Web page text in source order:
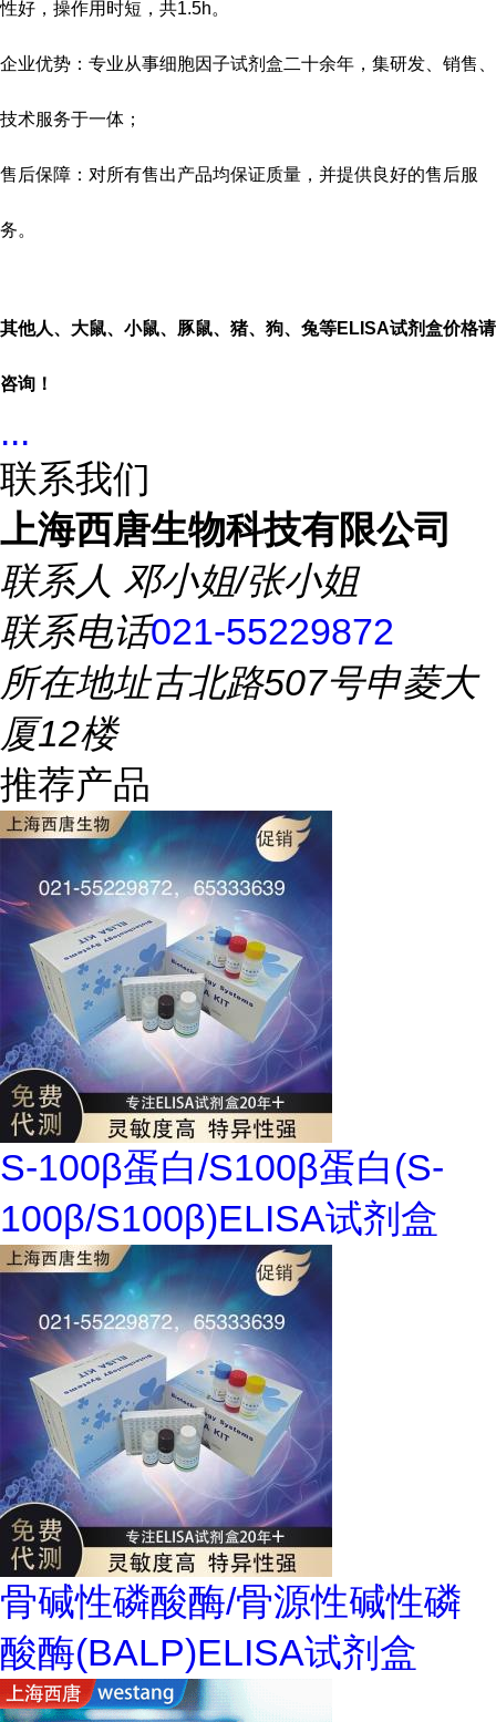
性好，操作用时短，共1.5h。
企业优势：专业从事细胞因子试剂盒二十余年，集研发、销售、
技术服务于一体；
售后保障：对所有售出产品均保证质量，并提供良好的售后服
务。
其他人、大鼠、小鼠、豚鼠、猪、狗、兔等ELISA试剂盒价格请
咨询！
...
联系我们
上海西唐生物科技有限公司
联系人 邓小姐/张小姐
联系电话021-55229872
所在地址古北路507号申菱大
厦12楼
推荐产品
S-100β蛋白/S100β蛋白(S-
100β/S100β)ELISA试剂盒
骨碱性磷酸酶/骨源性碱性磷
酸酶(BALP)ELISA试剂盒